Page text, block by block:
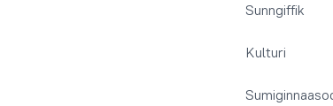
Sunngiffik
Kulturi